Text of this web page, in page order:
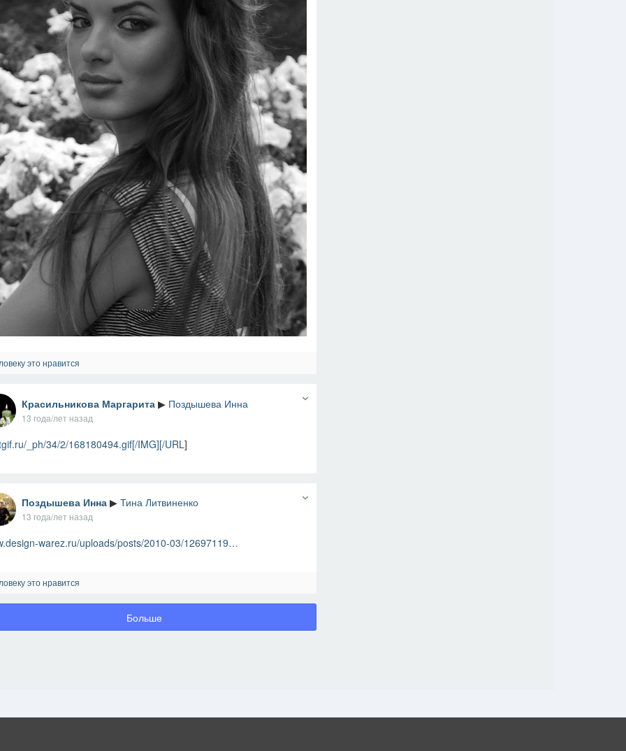
это нравится
Красильникова Маргарита ▶ Поздышева Инна
13 года/лет назад
_ph/34/2/168180494.gif[/IMG][/URL]
Поздышева Инна ▶Тина Литвиненко
13 года/лет назад
warez.ru/uploads/posts/2010-03/12697119…
это нравится
Больше